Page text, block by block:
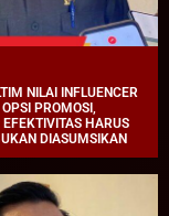
NILAI INFLUENCER
PROMOSI,
HARUS
DIASUMSIKAN